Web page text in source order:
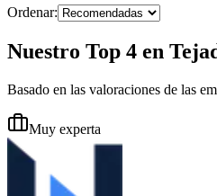
Ordenar:
Nuestro Top 4 en
Basado en las valoraciones de las
Muy experta